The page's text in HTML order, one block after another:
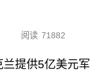
阅读 71882
提供5亿美元军